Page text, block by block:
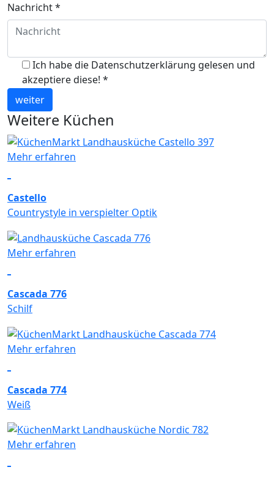
Nachricht*
Ich habe die Datenschutzerklärung gelesen und
akzeptiere diese! *
weiter
Weitere Küchen
Mehr erfahren
Castello
Countrystyle in verspielter Optik
Mehr erfahren
Cascada 776
Schilf
Mehr erfahren
Cascada 774
Weiß
Mehr erfahren